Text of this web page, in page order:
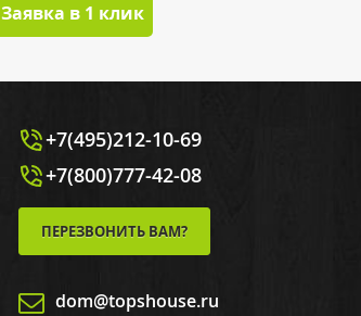
Заявка в 1 клик
+7(495)212-10-69
+7(800)777-42-08
ПЕРЕЗВОНИТЬ ВАМ?
dom@topshouse.ru